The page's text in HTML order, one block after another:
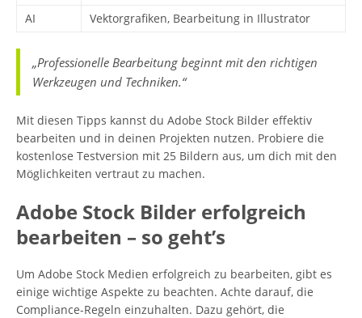
AI
Vektorgrafiken, Bearbeitung in Illustrator
„Professionelle Bearbeitung beginnt mit den richtigen
Werkzeugen und Techniken.“
Mit diesen Tipps kannst du Adobe Stock Bilder effektiv
bearbeiten und in deinen Projekten nutzen. Probiere die
kostenlose Testversion mit 25 Bildern aus, um dich mit den
Möglichkeiten vertraut zu machen.
Adobe Stock Bilder erfolgreich
bearbeiten – so geht’s
Um Adobe Stock Medien erfolgreich zu bearbeiten, gibt es
einige wichtige Aspekte zu beachten. Achte darauf, die
Compliance-Regeln einzuhalten. Dazu gehört, die